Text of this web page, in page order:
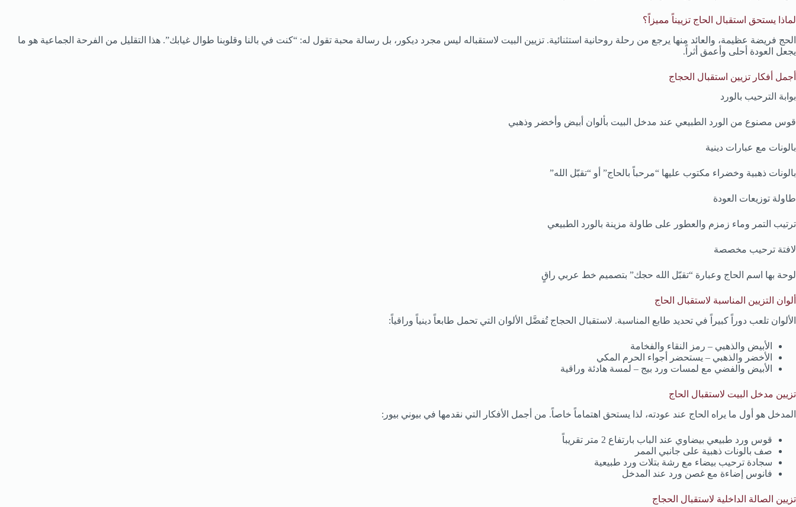
لماذا يستحق استقبال الحاج تزييناً مميزاً؟
الحج فريضة عظيمة، والعائد منها يرجع من رحلة روحانية استثنائية. تزيين البيت لاستقباله ليس مجرد ديكور، بل رسالة محبة تقول له: “كنت في بالنا وقلوبنا طوال غيابك”. هذا التقليل من الفرحة الجماعية هو ما
يجعل العودة أحلى وأعمق أثراً.
أجمل أفكار تزيين استقبال الحجاج
بوابة الترحيب بالورد
قوس مصنوع من الورد الطبيعي عند مدخل البيت بألوان أبيض وأخضر وذهبي
بالونات مع عبارات دينية
بالونات ذهبية وخضراء مكتوب عليها “مرحباً بالحاج” أو “تقبّل الله”
طاولة توزيعات العودة
ترتيب التمر وماء زمزم والعطور على طاولة مزينة بالورد الطبيعي
لافتة ترحيب مخصصة
لوحة بها اسم الحاج وعبارة “تقبّل الله حجك” بتصميم خط عربي راقٍ
ألوان التزيين المناسبة لاستقبال الحاج
الألوان تلعب دوراً كبيراً في تحديد طابع المناسبة. لاستقبال الحجاج تُفضَّل الألوان التي تحمل طابعاً دينياً وراقياً:
الأبيض والذهبي – رمز النقاء والفخامة
الأخضر والذهبي – يستحضر أجواء الحرم المكي
الأبيض والفضي مع لمسات ورد بيج – لمسة هادئة وراقية
تزيين مدخل البيت لاستقبال الحاج
المدخل هو أول ما يراه الحاج عند عودته، لذا يستحق اهتماماً خاصاً. من أجمل الأفكار التي نقدمها في بيوني بيور:
قوس ورد طبيعي بيضاوي عند الباب بارتفاع 2 متر تقريباً
صف بالونات ذهبية على جانبي الممر
سجادة ترحيب بيضاء مع رشة بتلات ورد طبيعية
فانوس إضاءة مع غصن ورد عند المدخل
تزيين الصالة الداخلية لاستقبال الحجاج